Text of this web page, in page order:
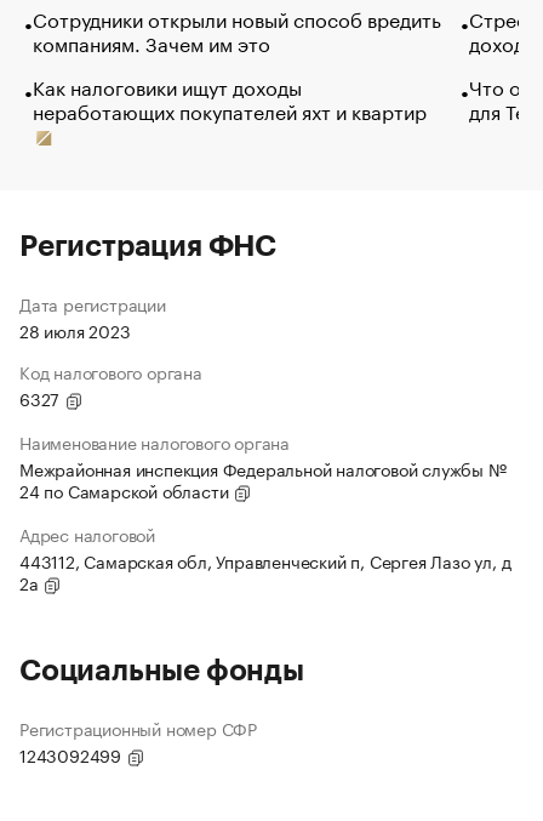
Сотрудники открыли новый способ вредить
компаниям. Зачем им это
Как налоговики ищут доходы
неработающих покупателей яхт и квартир
Что
для
Регистрация ФНС
Дата регистрации
28 июля 2023
Код налогового органа
6327
Наименование налогового органа
Межрайонная инспекция Федеральной налоговой службы №
24 по Самарской области
Адрес налоговой
443112, Самарская обл, Управленческий п, Сергея Лазо ул, д
2а
Социальные фонды
Регистрационный номер СФР
1243092499